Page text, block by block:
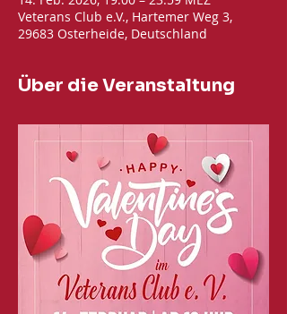
Veterans Club e.V., Hartemer Weg 3,
29683 Osterheide, Deutschland
Über die Veranstaltung